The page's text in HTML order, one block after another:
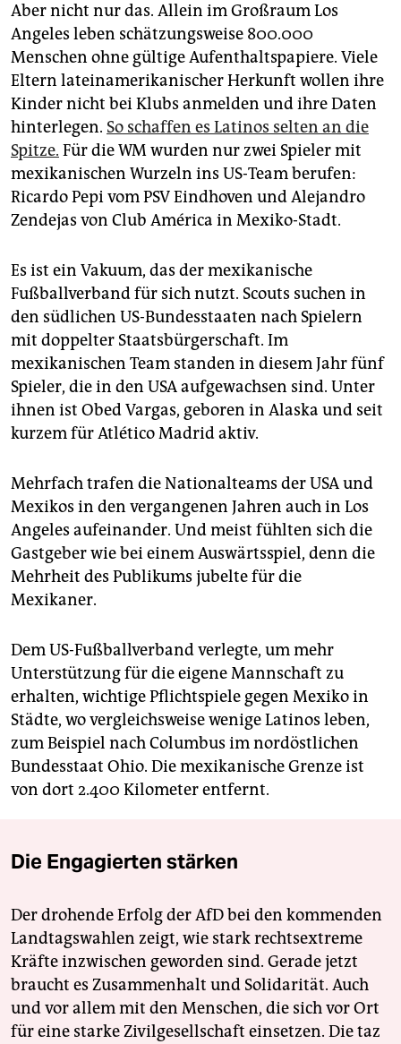
Aber nicht nur das. Allein im Großraum Los
Angeles leben schätzungsweise 800.000
Menschen ohne gültige Aufenthaltspapiere. Viele
Eltern lateinamerikanischer Herkunft wollen ihre
Kinder nicht bei Klubs anmelden und ihre Daten
hinterlegen. So schaffen es Latinos selten an die
Spitze. Für die WM wurden nur zwei Spieler mit
mexikanischen Wurzeln ins US-Team berufen:
Ricardo Pepi vom PSV Eindhoven und Alejandro
Zendejas von Club América in Mexiko-Stadt.
Es ist ein Vakuum, das der mexikanische
Fußballverband für sich nutzt. Scouts suchen in
den südlichen US-Bundesstaaten nach Spielern
mit doppelter Staatsbürgerschaft. Im
mexikanischen Team standen in diesem Jahr fünf
Spieler, die in den USA aufgewachsen sind. Unter
ihnen ist Obed Vargas, geboren in Alaska und seit
kurzem für Atlético Madrid aktiv.
Mehrfach trafen die Nationalteams der USA und
Mexikos in den vergangenen Jahren auch in Los
Angeles aufeinander. Und meist fühlten sich die
Gastgeber wie bei einem Auswärtsspiel, denn die
Mehrheit des Publikums jubelte für die
Mexikaner.
Dem US-Fußballverband verlegte, um mehr
Unterstützung für die eigene Mannschaft zu
erhalten, wichtige Pflichtspiele gegen Mexiko in
Städte, wo vergleichsweise wenige Latinos leben,
zum Beispiel nach Columbus im nordöstlichen
Bundesstaat Ohio. Die mexikanische Grenze ist
von dort 2.400 Kilometer entfernt.
Die Engagierten stärken
Der drohende Erfolg der AfD bei den kommenden
Landtagswahlen zeigt, wie stark rechtsextreme
Kräfte inzwischen geworden sind. Gerade jetzt
braucht es Zusammenhalt und Solidarität. Auch
und vor allem mit den Menschen, die sich vor Ort
für eine starke Zivilgesellschaft einsetzen. Die taz